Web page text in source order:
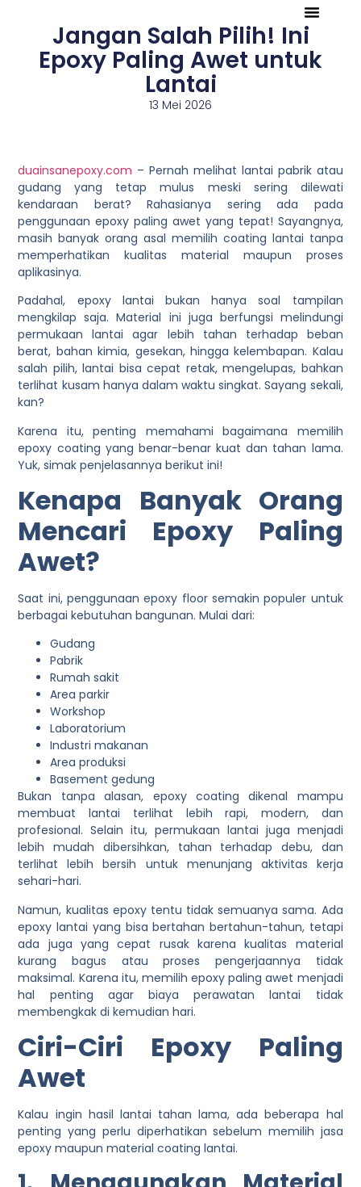
Jangan Salah Pilih! Ini
Epoxy Paling Awet untuk
Lantai
13 Mei 2026
duainsanepoxy.com – Pernah melihat lantai pabrik atau
gudang yang tetap mulus meski sering dilewati
kendaraan berat? Rahasianya sering ada pada
penggunaan epoxy paling awet yang tepat! Sayangnya,
masih banyak orang asal memilih coating lantai tanpa
memperhatikan kualitas material maupun proses
aplikasinya.
Padahal, epoxy lantai bukan hanya soal tampilan
mengkilap saja. Material ini juga berfungsi melindungi
permukaan lantai agar lebih tahan terhadap beban
berat, bahan kimia, gesekan, hingga kelembapan. Kalau
salah pilih, lantai bisa cepat retak, mengelupas, bahkan
terlihat kusam hanya dalam waktu singkat. Sayang sekali,
kan?
Karena itu, penting memahami bagaimana memilih
epoxy coating yang benar-benar kuat dan tahan lama.
Yuk, simak penjelasannya berikut ini!
Kenapa Banyak Orang
Mencari Epoxy Paling
Awet?
Saat ini, penggunaan epoxy floor semakin populer untuk
berbagai kebutuhan bangunan. Mulai dari:
Gudang
Pabrik
Rumah sakit
Area parkir
Workshop
Laboratorium
Industri makanan
Area produksi
Basement gedung
Bukan tanpa alasan, epoxy coating dikenal mampu
membuat lantai terlihat lebih rapi, modern, dan
profesional. Selain itu, permukaan lantai juga menjadi
lebih mudah dibersihkan, tahan terhadap debu, dan
terlihat lebih bersih untuk menunjang aktivitas kerja
sehari-hari.
Namun, kualitas epoxy tentu tidak semuanya sama. Ada
epoxy lantai yang bisa bertahan bertahun-tahun, tetapi
ada juga yang cepat rusak karena kualitas material
kurang bagus atau proses pengerjaannya tidak
maksimal. Karena itu, memilih epoxy paling awet menjadi
hal penting agar biaya perawatan lantai tidak
membengkak di kemudian hari.
Ciri-Ciri Epoxy Paling
Awet
Kalau ingin hasil lantai tahan lama, ada beberapa hal
penting yang perlu diperhatikan sebelum memilih jasa
epoxy maupun material coating lantai.